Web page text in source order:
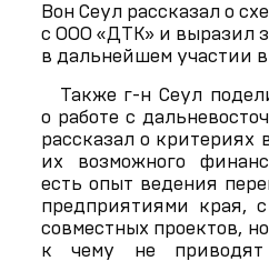
Вон Сеул рассказал о
с ООО «ДТК» и выразил
в дальнейшем участии в
Также г-н Сеул
о работе с
рассказал о критериях
их возможного
есть опыт ведения
предприятиями края,
совместных проектов,
к чему не приводят